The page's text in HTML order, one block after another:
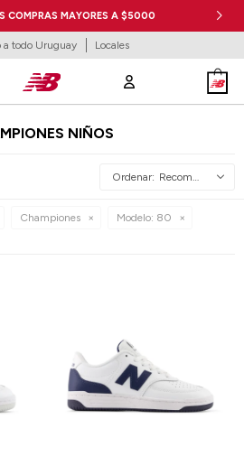
COMPRAS MAYORES A $5000
a todo Uruguay Locales
NIÑOS
Recomendados
Championes Modelo: 80